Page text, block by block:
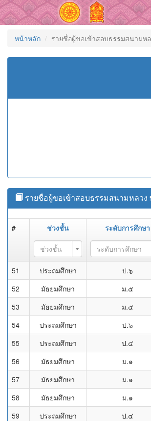
หน้าหลัก รายชื่อผู้ขอเข้าสอบธรรมสนามห
รายชื่อผู้ขอเข้าสอบธรรมสนามหลว
# ช่วงชั้น ระดับการศึกษา
ช่วงชั้น ระดับการศึกษา
51 ประถมศึกษา ป.๖
52
มัธยมศึกษา ม.๕
53
มัธยมศึกษา ม.๕
54
ประถมศึกษา ป.๖
55
ประถมศึกษา ป.๔
56
มัธยมศึกษา ม.๑
57
มัธยมศึกษา ม.๑
58
มัธยมศึกษา ม.๑
59
ประถมศึกษา ป.๔